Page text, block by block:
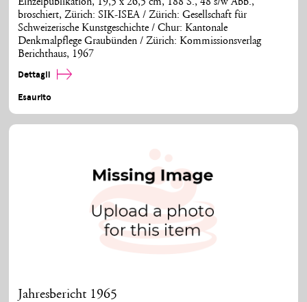
Einzelpublikation, 19,5 x 26,5 cm, 188 S., 48 s/w Abb.,
broschiert, Zürich: SIK-ISEA / Zürich: Gesellschaft für
Schweizerische Kunstgeschichte / Chur: Kantonale
Denkmalpflege Graubünden / Zürich: Kommissionsverlag
Berichthaus, 1967
Dettagli
Esaurito
Jahresbericht 1965